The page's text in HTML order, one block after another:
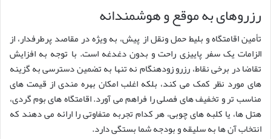
رزروهای به موقع و هوشمندانه
تأمین اقامتگاه و بلیط حمل ونقل از پیش، به ویژه در مقاصد پرطرفدار، از
الزامات یک سفر پاییزی راحت و بدون دغدغه است. با توجه به افزایش
تقاضا در برخی نقاط، رزرو زودهنگام نه تنها به تضمین دسترسی به گزینه
های مورد نظر کمک می کند، بلکه اغلب امکان بهره مندی از قیمت های
مناسب تر و تخفیف های فصلی را فراهم می آورد. اقامتگاه های بوم گردی،
هتل ها، یا کلبه های چوبی، هر کدام تجربه متفاوتی را ارائه می دهند که
انتخاب آن ها به سلیقه و بودجه شما بستگی دارد.